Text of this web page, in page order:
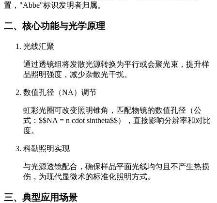
置，"Abbe"标识发明者归属。
二、核心功能与光学原理
光线汇聚
通过透镜组将发散光源转换为平行或会聚光束，提升样
品照明强度，减少杂散光干扰。
数值孔径（NA）调节
虹彩光圈可改变照明锥角，匹配物镜的数值孔径（公
式：$$NA = n cdot sintheta$$），直接影响分辨率和对比
度。
科勒照明实现
与光源透镜配合，确保样品平面光线均匀且不产生热损
伤，为现代显微术的标准化照明方式。
三、典型应用场景